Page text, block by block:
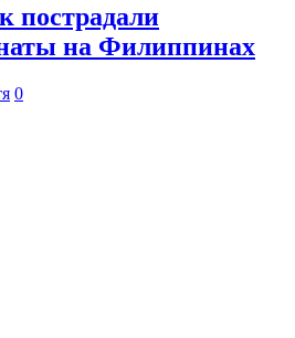
пострадали
на Филиппинах
0